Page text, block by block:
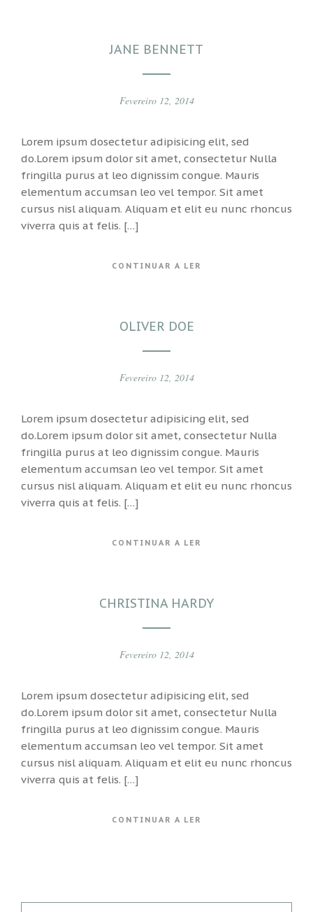
JANE BENNETT
Fevereiro 12, 2014
Lorem ipsum dosectetur adipisicing elit, sed
do.Lorem ipsum dolor sit amet, consectetur Nulla
fringilla purus at leo dignissim congue. Mauris
elementum accumsan leo vel tempor. Sit amet
cursus nisl aliquam. Aliquam et elit eu nunc rhoncus
viverra quis at felis. […]
CONTINUAR A LER
OLIVER DOE
Fevereiro 12, 2014
Lorem ipsum dosectetur adipisicing elit, sed
do.Lorem ipsum dolor sit amet, consectetur Nulla
fringilla purus at leo dignissim congue. Mauris
elementum accumsan leo vel tempor. Sit amet
cursus nisl aliquam. Aliquam et elit eu nunc rhoncus
viverra quis at felis. […]
CONTINUAR A LER
CHRISTINA HARDY
Fevereiro 12, 2014
Lorem ipsum dosectetur adipisicing elit, sed
do.Lorem ipsum dolor sit amet, consectetur Nulla
fringilla purus at leo dignissim congue. Mauris
elementum accumsan leo vel tempor. Sit amet
cursus nisl aliquam. Aliquam et elit eu nunc rhoncus
viverra quis at felis. […]
CONTINUAR A LER